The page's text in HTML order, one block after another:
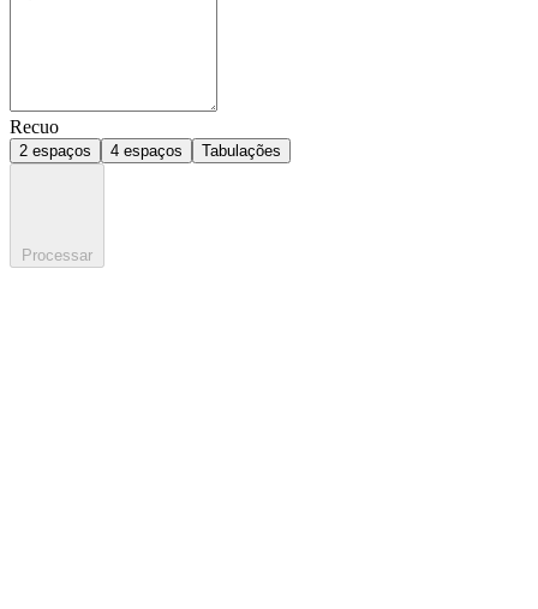
Recuo
2 espaços 4 espaços Tabulações
Processar